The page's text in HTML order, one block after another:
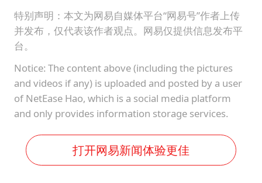
特别声明：本文为网易自媒体平台“网易号”作者上传
并发布，仅代表该作者观点。网易仅提供信息发布平
台。
Notice: The content above (including the pictures
and videos if any) is uploaded and posted by a user
of NetEase Hao, which is a social media platform
and only provides information storage services.
打开网易新闻体验更佳